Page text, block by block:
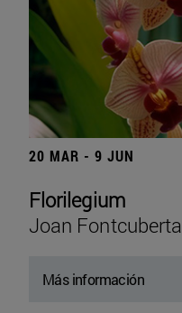
20 MAR - 9 JUN
Florilegium
Joan Fontcuberta
Más información